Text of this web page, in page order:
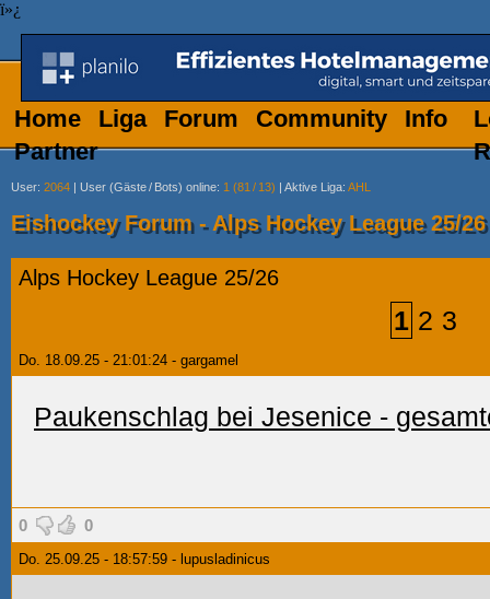
ï»¿
Home Liga Forum Community
Info
Partner
User: 2064 | User (Gäste/ Bots) online: 1 (81 / 13) | Aktive Liga: AHL
Eishockey Forum - Alps Hockey League 25/26
Alps Hockey League 25/26
1 2 3
Do. 18.09.25 - 21:01:24 - gargamel
Paukenschlag bei Jesenice -
0 0
Do. 25.09.25 - 18:57:59 - lupusladinicus